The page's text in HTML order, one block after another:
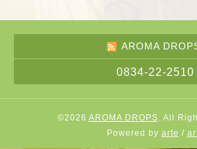
AROMA
0834-22-2510
©2026 AROMA DROPS. All
Powered by arte /